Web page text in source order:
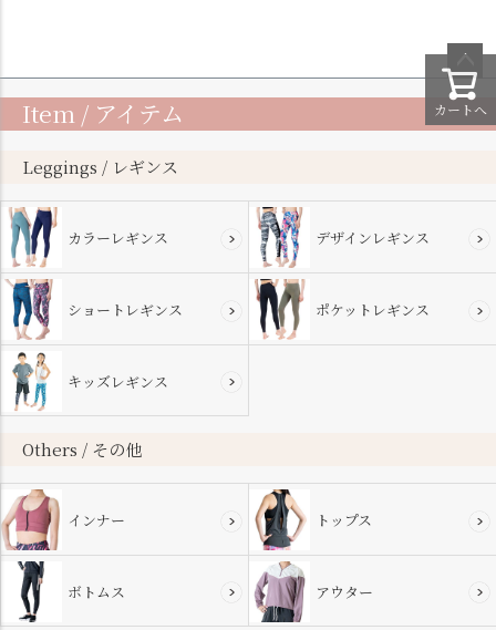
カートへ
ペー
ジト
ップ
Item / アイテム
Leggings / レギンス
カラーレギンス デザインレギンス
ショートレギンス ポケットレギンス
キッズレギンス
Others / その他
インナー トップス
ボトムス アウター